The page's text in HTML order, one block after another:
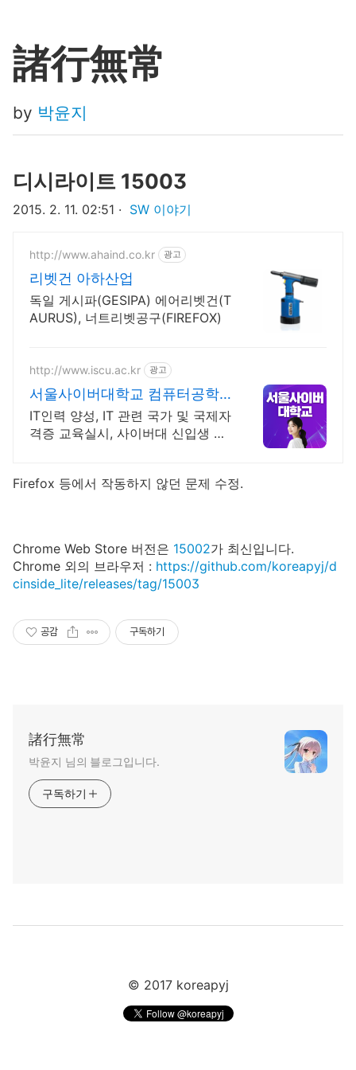
諸行無常
by 박윤지‍
디시라이트 15003
2015. 2. 11. 02:51 SW 이야기
http://www.ahaind.co.kr 광고
리벳건 아하산업
독일 게시파(GESIPA) 에어리벳건(T
AURUS), 너트리벳공구(FIREFOX)
http://www.iscu.ac.kr 광고
서울사이버대학교 컴퓨터공학
과 2026 가을학기 신편입생
IT인력 양성, IT 관련 국가 및 국제자
격증 교육실시, 사이버대 신입생 수
Firefox 등에서 작동하지 않던 문제 수정.
Chrome Web Store 버전은 15002가 최신입니다.
Chrome 외의 브라우저 : https://github.com/koreapyj/d
cinside_lite/releases/tag/15003
공감 구독하기
諸行無常
박윤지‍ 님의 블로그입니다.
구독하기
© 2017 koreapyj